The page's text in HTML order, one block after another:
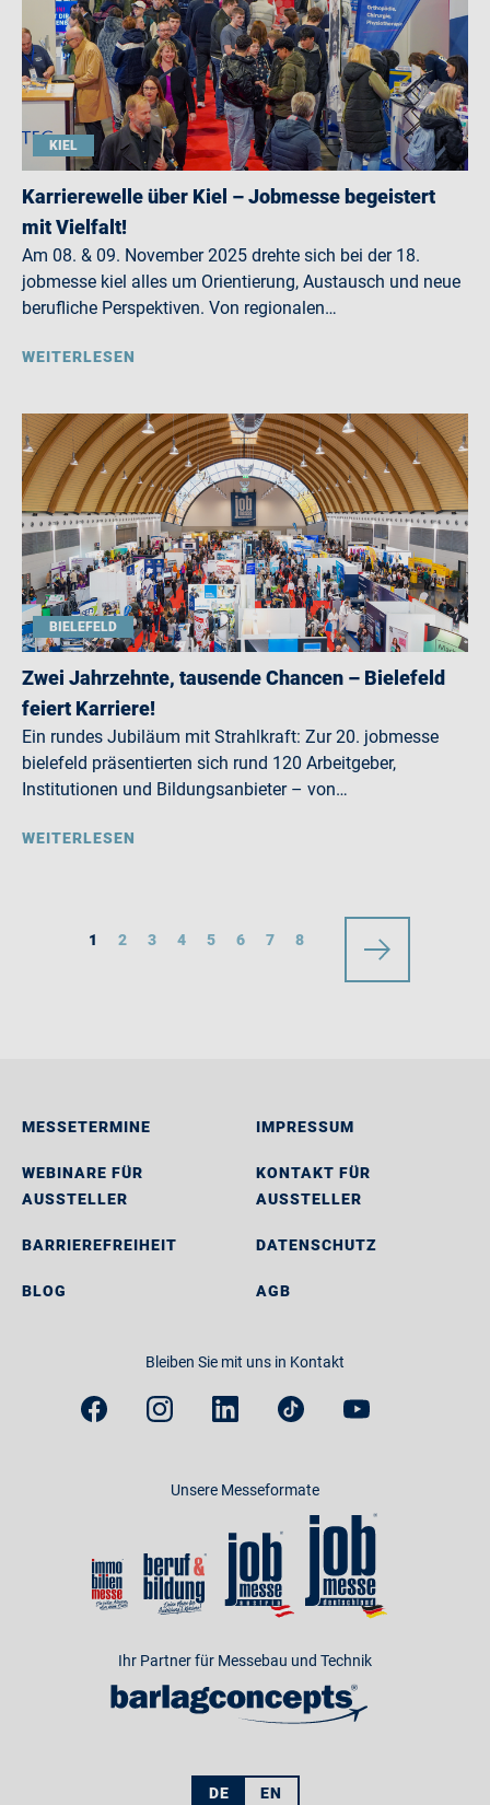
KIEL
Karrierewelle über Kiel – Jobmesse begeistert
mit Vielfalt!
Am 08. & 09. November 2025 drehte sich bei der 18.
jobmesse kiel alles um Orientierung, Austausch und neue
berufliche Perspektiven. Von regionalen…
WEITERLESEN
BIELEFELD
Zwei Jahrzehnte, tausende Chancen – Bielefeld
feiert Karriere!
Ein rundes Jubiläum mit Strahlkraft: Zur 20. jobmesse
bielefeld präsentierten sich rund 120 Arbeitgeber,
Institutionen und Bildungsanbieter – von…
WEITERLESEN
1 2 3 4 5 6 7 8
MESSETERMINE
WEBINARE FÜR
AUSSTELLER
BARRIEREFREIHEIT
BLOG
IMPRESSUM
KONTAKT FÜR
AUSSTELLER
DATENSCHUTZ
AGB
Bleiben Sie mit uns in Kontakt
Unsere Messeformate
Ihr Partner für Messebau und Technik
DE EN